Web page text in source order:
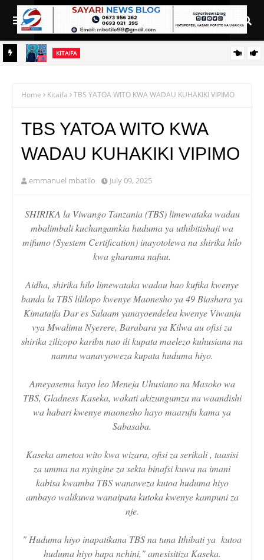
KITAIFA
Home Kitaifa TBS YATOA WITO KWA WADAU KUHAKIKI VIPIMO
TBS YATOA WITO KWA
WADAU KUHAKIKI VIPIMO
emmanuel mbatilo July 09, 2025
SHIRIKA la Viwango Tanzania (TBS) limewataka wadau
mbalimbali kuchangamkia huduma ya uthibitishaji wa
mifumo (Syestem Certification) inayotolewa na shirika hilo
kwa gharama nafuu.
Aidha, shirika hilo limewataka wadau hao kufika kwenye
banda la TBS lililopo kwenye Maonesho ya 49 Biashara ya
Kimataifa Dar es Salaam yanayoendelea kwenye Viwanja
vya Mwalimu Nyerere, Barabara ya Kilwa au ofisi za
shirika zilizopo karibu nao ili kupata maelezo kuhusiana na
namna wanavyoweza kupata huduma hiyo.
Ameyasema hayo leo Meneja Uhusiano na Masoko wa
TBS, Gladness Kaseka, wakati akizungumza na waandishi
wa habari kwenye maonesho hayo maarufu kama ya
Sabasaba.
Kaseka ametoa wito kwa wizara, ofisi za serikali , taasisi
za umma na nyingine za sekta binafsi kuwa na imani
kabisa kwamba TBS wanaweza kutoa huduma hiyo
ambayo walikuwa wanaipata kutoka kwenye kampuni za
nje.
" Huduma hiyo inapatikana TBS na tuna Ithibati ya kutoa
huduma hiyo hapa nchini," amesisitiza Kaseka.